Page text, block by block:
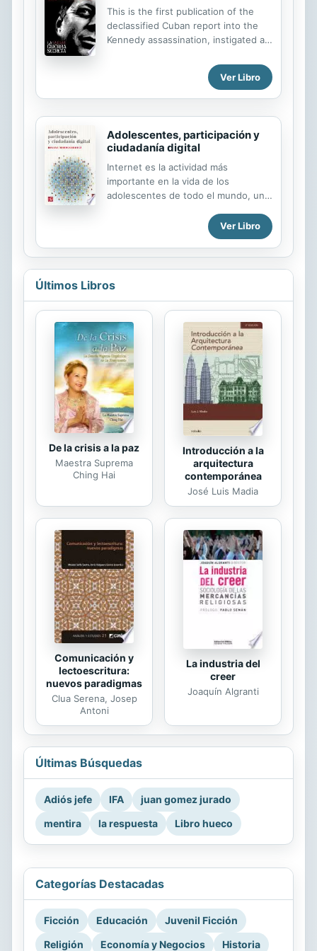
grandes diferencias, todos estos
pensadores veían en el socialismo un
desafío intelectual que acompañaría
de forma permanente al capitalismo.
Esto ha cambiado radicalmente. Ya
no se confía en que el socialismo
pueda despertar el entusiasmo de
This is the first publication of the
declassified Cuban report into the
Kennedy assassination, instigated at
and that uncovered a conspiracy
against Kennedy among those who
felt betrayed by the Bay of Pigs
Ver Libro
Adolescentes, participación y
ciudadanía digital
Internet es la actividad más
importante en la vida de los
adolescentes de todo el mundo, uno
su propia percepción, les pertenece.
El universo online les permite
expresarse, definirse, entender
presentarse como actores sociales.
¿Los adolescentes valoran Internet
como lugar de participación? ¿Les
interesa? ¿Utilizan el mundo online?
¿Cómo? ¿Qué plataformas digitales
prefieren? ¿Y en qué acciones e
iniciativas se involucran? Para
responder...
Ver Libro
Últimos Libros
De la crisis a la paz
Maestra Suprema
Ching Hai
Introducción a la
arquitectura
contemporánea
José Luis Madia
Comunicación y
lectoescritura:
nuevos paradigmas
Clua Serena, Josep
Antoni
La industria del
creer
Joaquín Algranti
Últimas Búsquedas
Adiós jefe IFA
juan gomez jurado
mentira
la respuesta Libro hueco
Categorías Destacadas
Ficción Educación
Juvenil Ficción
Religión
Economía y Negocios Historia